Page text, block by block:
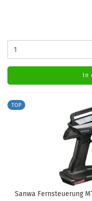
TOP
Sanwa Fernsteuerung